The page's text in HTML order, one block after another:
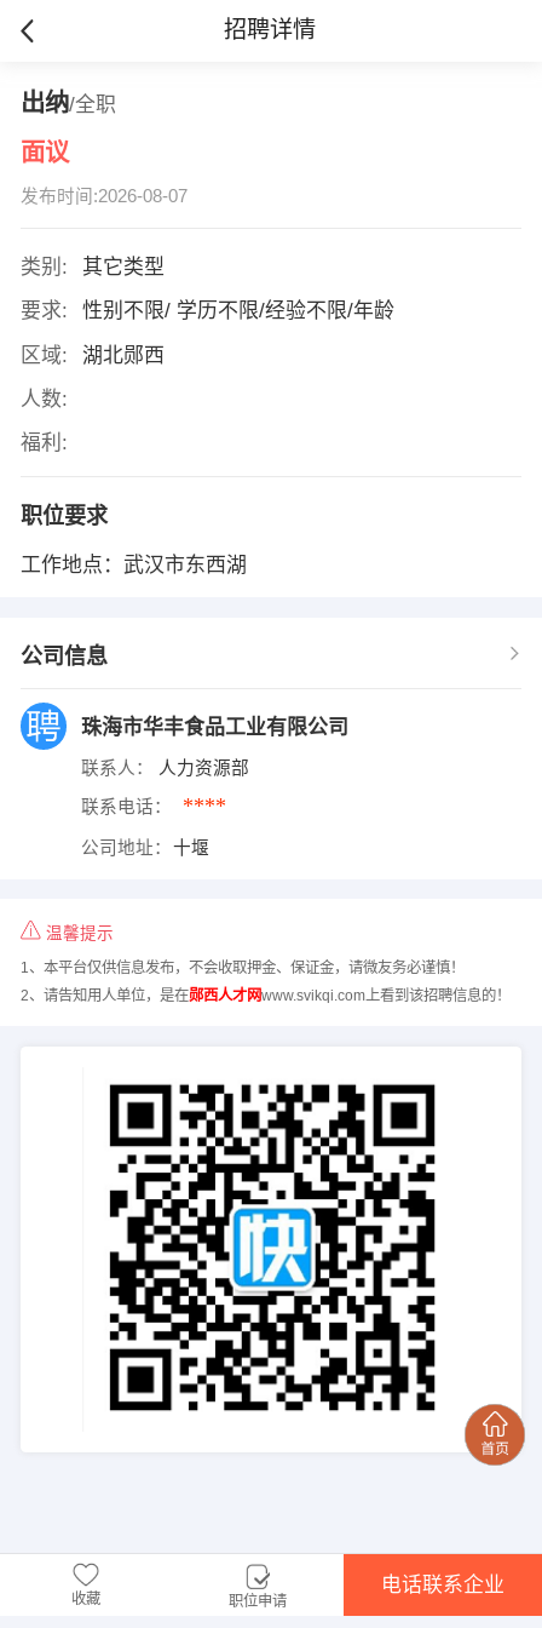
招聘详情
出纳/全职
面议
发布时间:2026-08-07
类别:
其它类型
要求:
性别不限/ 学历不限/经验不限/年龄
区域:
湖北郧西
人数:
福利:
职位要求
工作地点：武汉市东西湖
公司信息
珠海市华丰食品工业有限公司
联系人： 人力资源部
联系电话： ****
公司地址： 十堰
温馨提示
1、本平台仅供信息发布，不会收取押金、保证金，请微友务必谨慎！
2、请告知用人单位，是在郧西人才网www.svikqi.com上看到该招聘信息的！
收藏 职位申请
电话联系企业